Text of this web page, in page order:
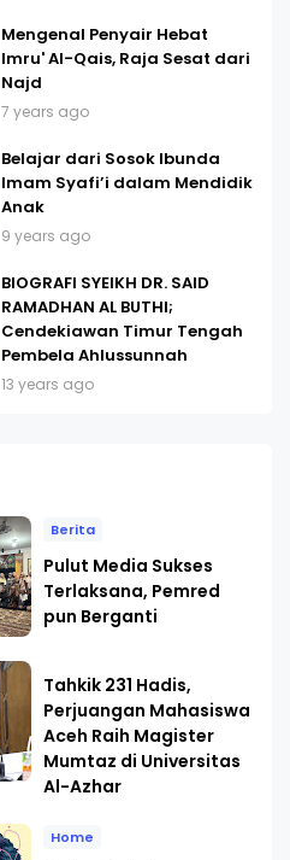
Mengenal Penyair Hebat
Imru' Al-Qais, Raja Sesat dari
Najd
7 years ago
Belajar dari Sosok Ibunda
Imam Syafi’i dalam Mendidik
Anak
9 years ago
BIOGRAFI SYEIKH DR. SAID
RAMADHAN AL BUTHI;
Cendekiawan Timur Tengah
Pembela Ahlussunnah
13 years ago
Berita
Pulut Media Sukses
Terlaksana, Pemred
pun Berganti
Tahkik 231 Hadis,
Perjuangan Mahasiswa
Aceh Raih Magister
Mumtaz di Universitas
Al-Azhar
Home